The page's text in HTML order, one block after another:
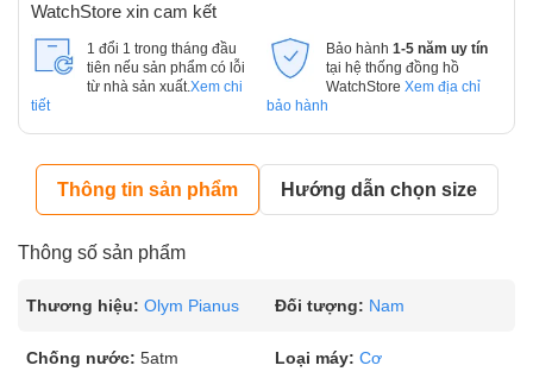
WatchStore xin cam kết
1 đổi 1 trong tháng đầu
tiên nếu sản phẩm có lỗi
từ nhà sản xuất. Xem chi
tiết
Bảo hành 1-5 năm uy tín
tại hệ thống đồng hồ
WatchStore Xem địa chỉ
bảo hành
Thông tin sản phẩm Hướng dẫn chọn size
Thông số sản phẩm
Thương hiệu: Olym Pianus Đối tượng: Nam
Chống nước: 5atm Loại máy: Cơ